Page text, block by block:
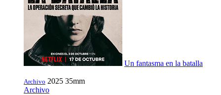
Un fantasma en la batalla
Archivo 2025 35mm
Archivo